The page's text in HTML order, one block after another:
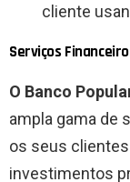
cliente
Serviços
O Banco
ampla gama de
os seus
investimentos